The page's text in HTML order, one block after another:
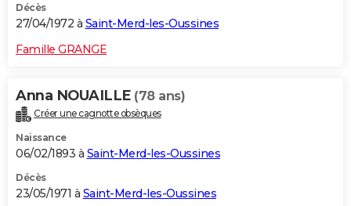
Décès
27/04/1972 à Saint-Merd-les-Oussines
Famille GRANGE
Anna NOUAILLE (78 ans)
Créer une cagnotte obsèques
Naissance
06/02/1893 à Saint-Merd-les-Oussines
Décès
23/05/1971 à Saint-Merd-les-Oussines